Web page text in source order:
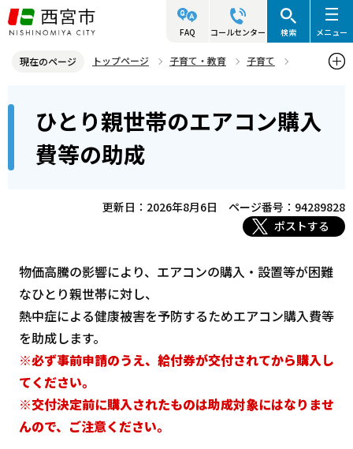
こ
の
ジ
頭
FAQ コールセンター 検索 メニュー
現在のページ トップページ 子育て・教育
子育て
ひとり親世帯のエアコン購入費等の助成
ひとり親世帯のエアコン購入
費等の助成
更新日：2026年8月6日
ページ番号：94289828
ポストする
物価高騰の影響により、エアコンの購入・設置等が困難
なひとり親世帯に対し、
熱中症による健康被害を予防するためエアコン購入費等
を助成します。
※必ず事前申請のうえ、給付券が交付されてから購入し
てください。
※交付決定前に購入されたものは助成対象にはなりませ
んので、ご注意ください。